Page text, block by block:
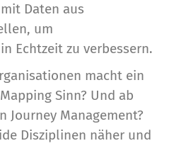
Daten aus
um
Echtzeit zu verbessern.
macht ein
Sinn? Und ab
Journey Management?
Disziplinen näher und